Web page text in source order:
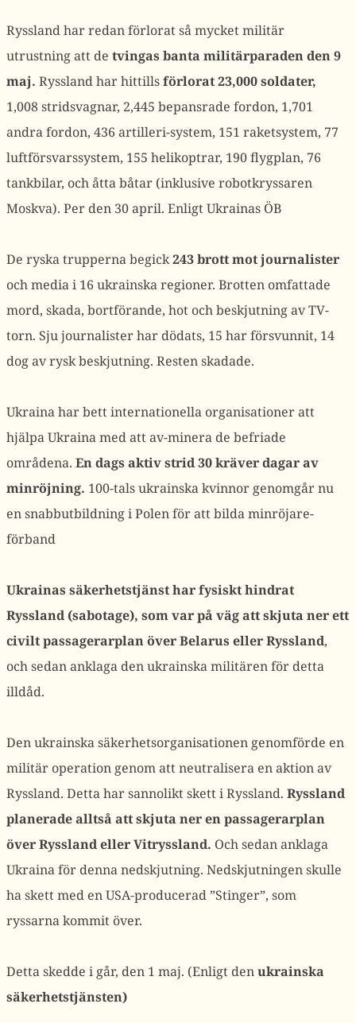
Ryssland har redan förlorat så mycket militär
utrustning att de tvingas banta militärparaden den 9
maj. Ryssland har hittillsförlorat 23,000 soldater,
1,008 stridsvagnar, 2,445 bepansrade fordon, 1,701
andra fordon, 436 artilleri-system, 151 raketsystem, 77
luftförsvarssystem, 155 helikoptrar, 190 flygplan, 76
tankbilar, och åtta båtar (inklusive robotkryssaren
Moskva). Per den 30 april. Enligt Ukrainas ÖB
De ryska trupperna begick243 brott mot journalister
och media i 16 ukrainska regioner. Brotten omfattade
mord, skada, bortförande, hot och beskjutning av TV-
torn. Sju journalister har dödats, 15 har försvunnit, 14
dog av rysk beskjutning. Resten skadade.
Ukraina har bett internationella organisationer att
hjälpa Ukraina med att av-minera de befriade
områdena. En dags aktiv strid 30 kräver dagar av
minröjning. 100-tals ukrainska kvinnor genomgår nu
en snabbutbildning i Polen för att bilda minröjare-
förband
Ukrainas säkerhetstjänst har fysiskt hindrat
Ryssland (sabotage), som var på väg att skjuta ner ett
civilt passagerarplan över Belarus eller Ryssland,
och sedan anklaga den ukrainska militären för detta
illdåd.
Den ukrainska säkerhetsorganisationen genomförde en
militär operation genom att neutralisera en aktion av
Ryssland. Detta har sannolikt skett i Ryssland. Ryssland
planerade alltså att skjuta ner en passagerarplan
över Ryssland eller Vitryssland. Och sedan anklaga
Ukraina för denna nedskjutning. Nedskjutningen skulle
ha skett med en USA-producerad ”Stinger”, som
ryssarna kommit över.
Detta skedde i går, den 1 maj. (Enligt denukrainska
säkerhetstjänsten)